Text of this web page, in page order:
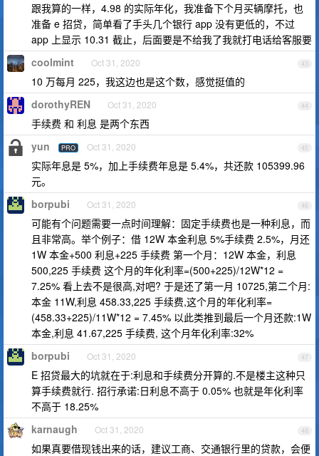
跟我算的一样，4.98 的实际年化，我准备下个月买辆摩托，也
准备 e 招贷，简单看了手头几个银行 app 没有更低的，不过
app 上显示 10.31 截止，后面要是不给我了我就打电话给客服要
43
coolmint Oct 31, 2020
10 万每月 225，我这边也是这个数，感觉挺值的
44
dorothyREN Oct 31, 2020
手续费 和 利息 是两个东西
45
yun PRO Oct 31, 2020
实际年息是 5%，加上手续费年息是 5.4%，共还款 105399.96
元。
46
borpubi Oct 31, 2020
可能有个问题需要一点时间理解：固定手续费也是一种利息，而
且非常高。举个例子：借 12W 本金利息 5%手续费 2.5%，月还
1W 本金+500 利息+225 手续费 第一个月：12W 本金，利息
500,225 手续费 这个月的年化利率=(500+225)/12W*12 =
7.25% 看上去不是很高,对吧? 于是还了第一月 10725,第二个月:
本金 11W,利息 458.33,225 手续费,这个月的年化利率=
(458.33+225)/11W*12 = 7.45% 以此类推到最后一个月还款:1W
本金,利息 41.67,225 手续费, 这个月年化利率:32%
47
borpubi Oct 31, 2020
E 招贷最大的坑就在于:利息和手续费分开算的.不是楼主这种只
算手续费就行. 招行承诺:日利息不高于 0.05% 也就是年化利率
不高于 18.25%
48
karnaugh Oct 31, 2020
如果真要借现钱出来的话，建议工商、交通银行里的贷款，会便